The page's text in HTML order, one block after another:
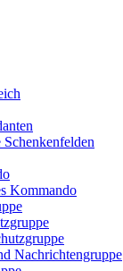
Schenkenfelden
Kommando
Nachrichtengruppe